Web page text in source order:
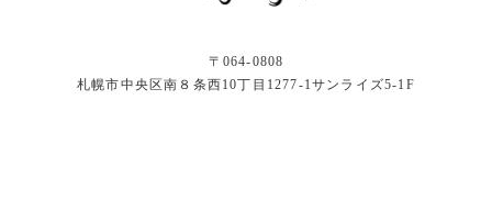
〒064-0808
札幌市中央区南８条西10丁目1277-1サンライズ5-1F